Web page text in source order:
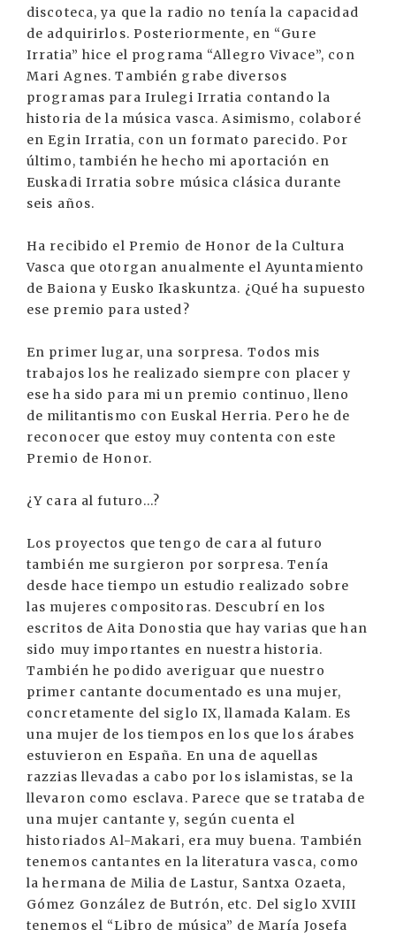
discoteca, ya que la radio no tenía la capacidad
de adquirirlos. Posteriormente, en “Gure
Irratia” hice el programa “Allegro Vivace”, con
Mari Agnes. También grabe diversos
programas para Irulegi Irratia contando la
historia de la música vasca. Asimismo, colaboré
en Egin Irratia, con un formato parecido. Por
último, también he hecho mi aportación en
Euskadi Irratia sobre música clásica durante
seis años.
Ha recibido el Premio de Honor de la Cultura
Vasca que otorgan anualmente el Ayuntamiento
de Baiona y Eusko Ikaskuntza. ¿Qué ha supuesto
ese premio para usted?
En primer lugar, una sorpresa. Todos mis
trabajos los he realizado siempre con placer y
ese ha sido para mi un premio continuo, lleno
de militantismo con Euskal Herria. Pero he de
reconocer que estoy muy contenta con este
Premio de Honor.
¿Y cara al futuro...?
Los proyectos que tengo de cara al futuro
también me surgieron por sorpresa. Tenía
desde hace tiempo un estudio realizado sobre
las mujeres compositoras. Descubrí en los
escritos de Aita Donostia que hay varias que han
sido muy importantes en nuestra historia.
También he podido averiguar que nuestro
primer cantante documentado es una mujer,
concretamente del siglo IX, llamada Kalam. Es
una mujer de los tiempos en los que los árabes
estuvieron en España. En una de aquellas
razzias llevadas a cabo por los islamistas, se la
llevaron como esclava. Parece que se trataba de
una mujer cantante y, según cuenta el
historiados Al-Makari, era muy buena. También
tenemos cantantes en la literatura vasca, como
la hermana de Milia de Lastur, Santxa Ozaeta,
Gómez González de Butrón, etc. Del siglo XVIII
tenemos el “Libro de música” de María Josefa